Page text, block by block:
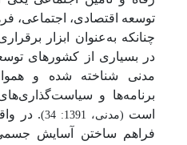
توسعه اقتصادی، اجتماعی،
چنانکه به‌عنوان ابزار
در بسیاری از کشورهای
مدنی شناخته شده و
برنامه‌ها و
است (مدنی، 1391: 34)
. در
فراهم ساختن آسایش